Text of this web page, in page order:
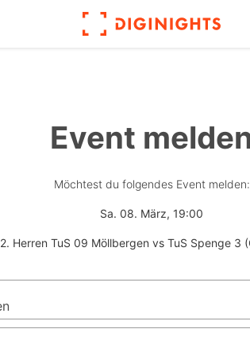
Event
Möchtest du folgendes Event melden:
Sa. 08. März, 19:00
2. Herren TuS 09 Möllbergen vs TuS Spenge 3